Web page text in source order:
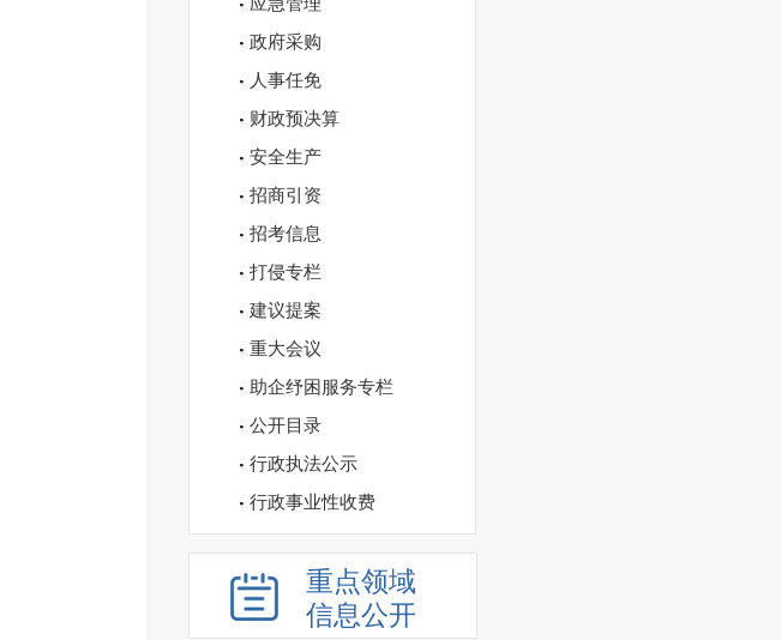
政府采购
人事任免
财政预决算
安全生产
招商引资
招考信息
打侵专栏
建议提案
重大会议
助企纾困服务专栏
公开目录
行政执法公示
行政事业性收费
重点领域
信息公开